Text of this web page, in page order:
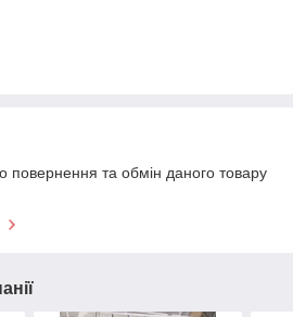
та обмін даного товару